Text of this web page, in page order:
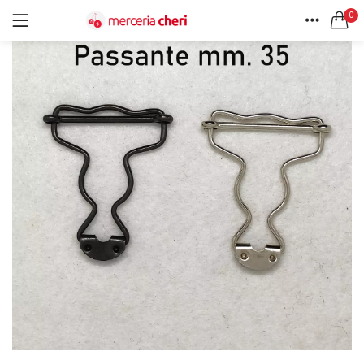
0
HOME
ACCEDI REGISTRATI
Ricordami
Password dimenticata?
CERCA IN:
Tutte le categorie
Accessori Design (56)
Accessori merceria (94)
Cesti portalavoro (8)
Aghi e spilli (24)
Applicazioni (26)
Borse (6)
Bottoni Vintage (204)
Lotti di Bottoni vintage (27)
Bottoni/alamari/automatici (46)
Alamari (5)
Calze collant donna (24)
Cappelli (16)